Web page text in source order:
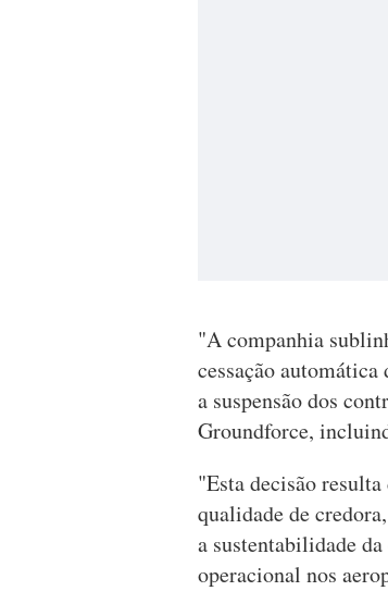
"A companhia
cessação
a suspensão dos
Groundforce,
"Esta decisão
qualidade de
a sustentabilidade
operacional nos